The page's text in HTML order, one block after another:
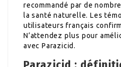
recommandé par de
la santé naturelle. Les
utilisateurs français
N’attendez plus pour
avec Parazicid.